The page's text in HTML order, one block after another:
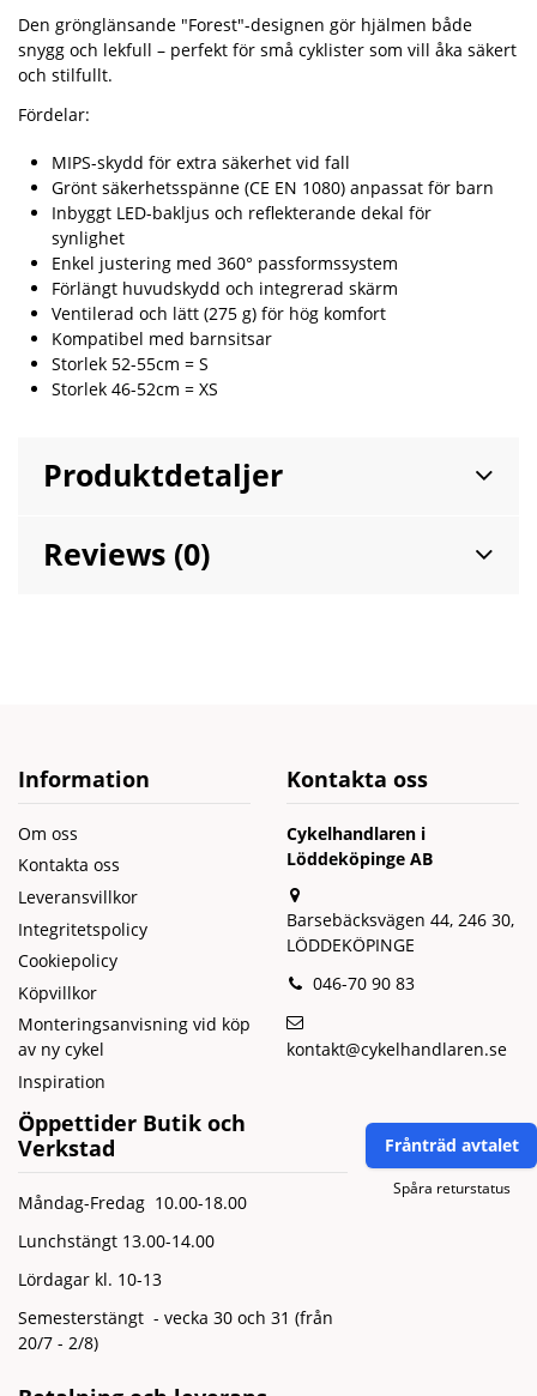
Den grönglänsande "Forest"-designen gör hjälmen både
snygg och lekfull – perfekt för små cyklister som vill åka säkert
och stilfullt.
Fördelar:
MIPS-skydd för extra säkerhet vid fall
Grönt säkerhetsspänne (CE EN 1080) anpassat för barn
Inbyggt LED-bakljus och reflekterande dekal för
synlighet
Enkel justering med 360° passformssystem
Förlängt huvudskydd och integrerad skärm
Ventilerad och lätt (275 g) för hög komfort
Kompatibel med barnsitsar
Storlek 52-55cm = S
Storlek 46-52cm = XS
Produktdetaljer
Reviews (0)
Information
Om oss
Kontakta oss
Leveransvillkor
Integritetspolicy
Cookiepolicy
Köpvillkor
Monteringsanvisning vid köp
av ny cykel
Inspiration
Kontakta oss
Cykelhandlaren i
Löddeköpinge AB
Barsebäcksvägen 44, 246 30,
LÖDDEKÖPINGE
046-70 90 83
kontakt@cykelhandlaren.se
Öppettider Butik och
Verkstad
Måndag-Fredag 10.00-18.00
Lunchstängt 13.00-14.00
Lördagar kl. 10-13
Semesterstängt - vecka 30 och 31 (från
20/7 - 2/8)
Frånträd avtalet
Spåra returstatus